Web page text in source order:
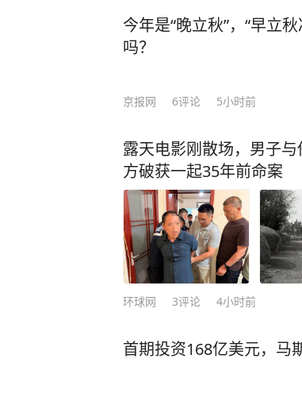
今年是“晚立秋”，“早立
吗？
京报网 6评论 5小时前
露天电影刚散场，男子
方破获一起35年前命案
环球网 3评论 4小时前
首期投资168亿美元，马